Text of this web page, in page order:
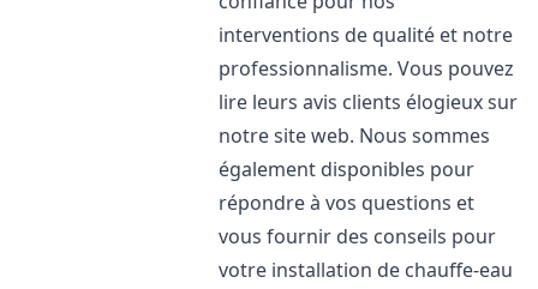
interventions de qualité et notre
professionnalisme. Vous pouvez
lire leurs avis clients élogieux sur
notre site web. Nous sommes
également disponibles pour
répondre à vos questions et
vous fournir des conseils pour
votre installation de chauffe-eau